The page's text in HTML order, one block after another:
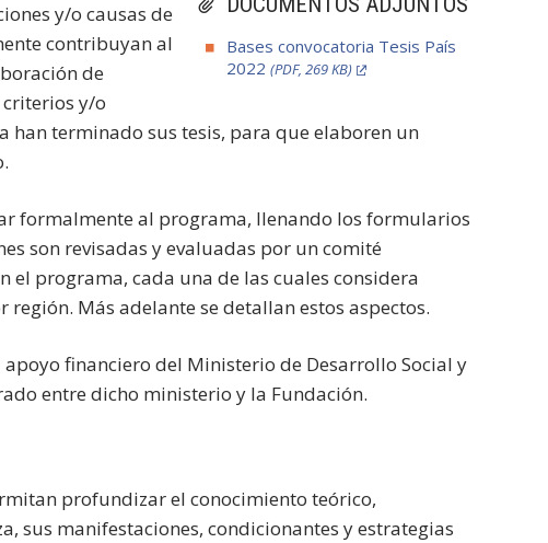
Bases convocatoria Tesis País
2022 (PDF, 269 KB)
y/o causas de
contribuyan al
de
y/o
han terminado sus tesis, para que elaboren un
formalmente al programa, llenando los formularios
son revisadas y evaluadas por un comité
programa, cada una de las cuales considera
Más adelante se detallan estos aspectos.
financiero del Ministerio de Desarrollo Social y
entre dicho ministerio y la Fundación.
profundizar el conocimiento teórico,
sus manifestaciones, condicionantes y estrategias